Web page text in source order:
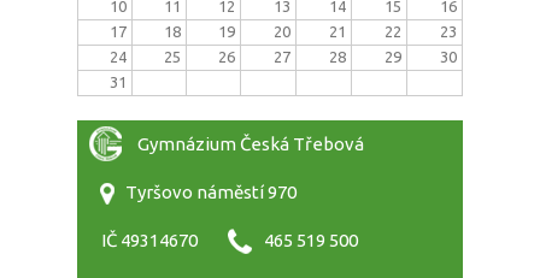
10
11 12 13 14 15
16
17
18 19 20 21 22
23
24
25 26 27 28 29
30
31
Gymnázium Česká Třebová
Tyršovo náměstí 970
IČ 49314670 465 519 500